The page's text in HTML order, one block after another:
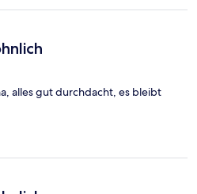
alles gut durchdacht, es bleibt